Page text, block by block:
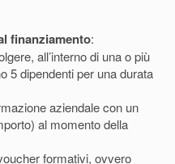
finanziamento:
all’interno di una o più
5 dipendenti per una durata
aziendale con un
al momento della
formativi, ovvero